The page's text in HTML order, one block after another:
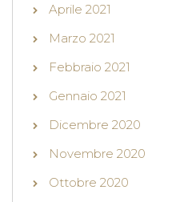
Aprile 2021
Marzo 2021
Febbraio 2021
Gennaio 2021
Dicembre 2020
Novembre 2020
Ottobre 2020